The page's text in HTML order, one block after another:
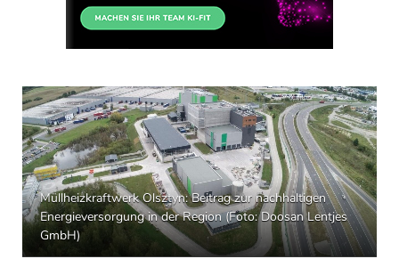
Müllheizkraftwerk Olsztyn: Beitrag zur nachhaltigen
Energieversorgung in der Region (Foto: Doosan Lentjes
GmbH)